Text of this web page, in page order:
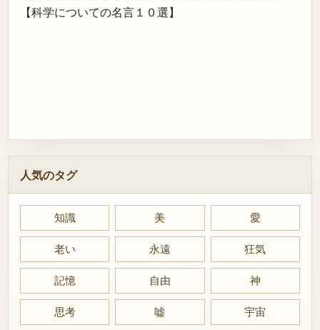
【科学についての名言１０選】
人気のタグ
知識 美 愛
老い 永遠 狂気
記憶 自由 神
思考 嘘 宇宙